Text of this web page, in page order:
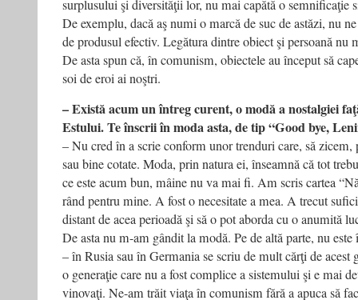
surplusului şi diversităţii lor, nu mai capătă o semnificaţie
De exemplu, dacă aş numi o marcă de suc de astăzi, nu
de produsul efectiv. Legătura dintre obiect şi persoană nu
De asta spun că, în comunism, obiectele au început să
soi de eroi ai noştri.
– Există acum un întreg curent, o modă a nostalgiei
Estului. Te înscrii în moda asta, de tip “Good bye,
– Nu cred în a scrie conform unor trenduri care, să zicem,
sau bine cotate. Moda, prin natura ei, înseamnă că tot
ce este acum bun, mâine nu va mai fi. Am scris cartea
rând pentru mine. A fost o necesitate a mea. A trecut
distant de acea perioadă şi să o pot aborda cu o anumită
De asta nu m-am gândit la modă. Pe de altă parte, nu
– în Rusia sau în Germania se scriu de mult cărţi de acest
o generaţie care nu a fost complice a sistemului şi e mai
vinovaţi. Ne-am trăit viaţa în comunism fără a apuca să